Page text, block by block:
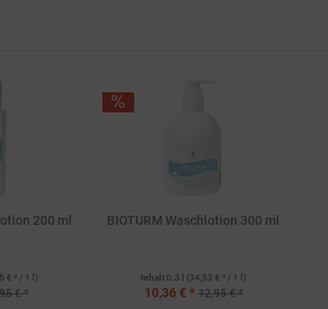
200 ml
€ * / 1 l)
€ *
BIOTURM Waschlotion 300 ml
Inhalt 0.3 l (34,53 € * / 1 l)
10,36 € * 12,95 € *